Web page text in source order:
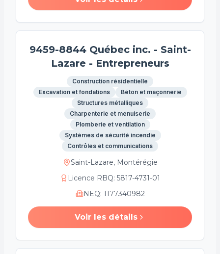
9459-8844 Québec inc. - Saint-
Lazare - Entrepreneurs
Construction résidentielle
Excavation et fondations
Béton et maçonnerie
Structures métalliques
Charpenterie et menuiserie
Plomberie et ventilation
Systèmes de sécurité incendie
Contrôles et communications
Saint-Lazare, Montérégie
Licence RBQ: 5817-4731-01
NEQ: 1177340982
Voir les détails